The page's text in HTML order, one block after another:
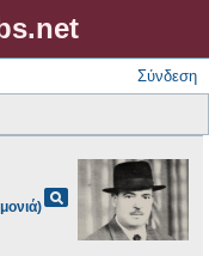
Σύνδεση
pageview